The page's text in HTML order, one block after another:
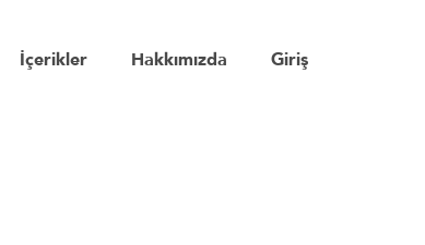
İçerikler Hakkımızda Giriş